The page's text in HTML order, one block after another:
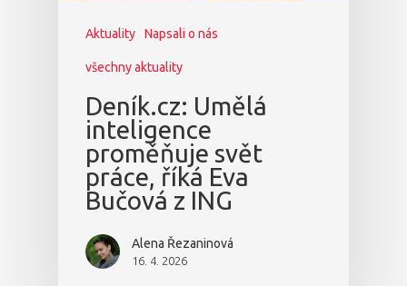
Aktuality Napsali o nás
všechny aktuality
Deník.cz: Umělá
inteligence
proměňuje svět
práce, říká Eva
Bučová z ING
Alena Řezaninová
16. 4. 2026